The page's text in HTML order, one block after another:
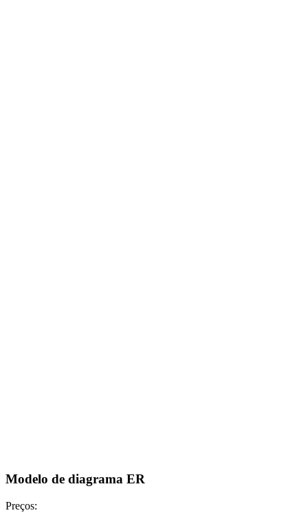
Modelo de diagrama ER
Preços: